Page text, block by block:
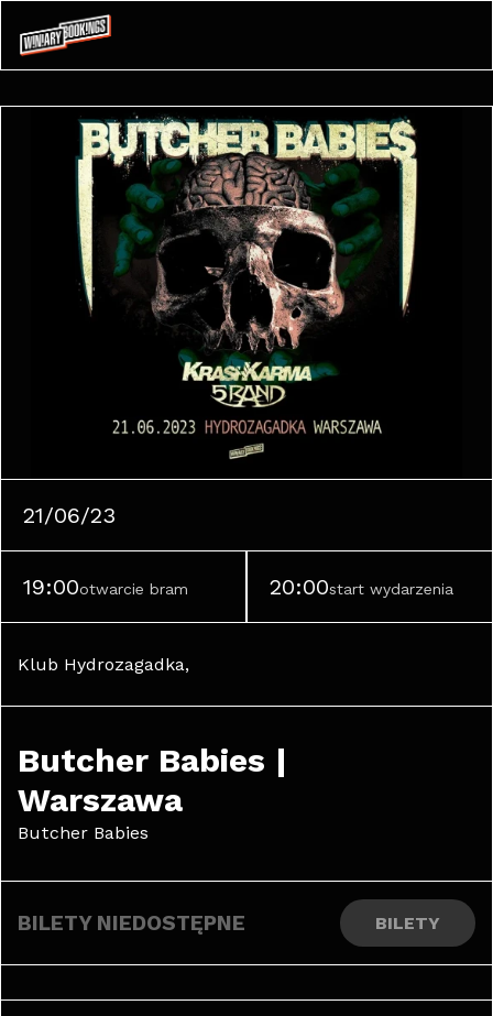
21/06/23
19:00otwarcie bram 20:00start wydarzenia
Klub Hydrozagadka,
Butcher Babies |
Warszawa
Butcher Babies
BILETY NIEDOSTĘPNE BILETY